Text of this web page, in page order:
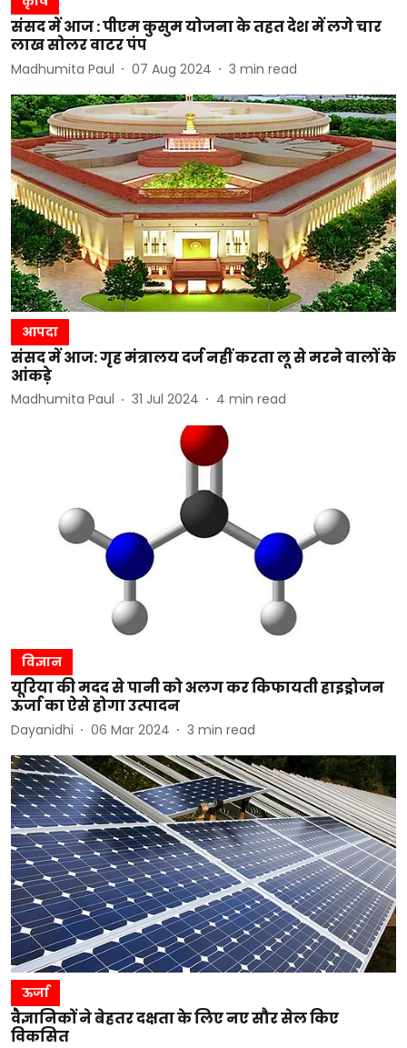
संसद में आज : पीएम कुसुम योजना के तहत देश में लगे चार
लाख सोलर वाटर पंप
Madhumita Paul 07 Aug 2024 3 min read
आपदा
संसद में आज: गृह मंत्रालय दर्ज नहीं करता लू से मरने वालों के
आंकड़े
Madhumita Paul 31 Jul 2024 4 min read
विज्ञान
यूरिया की मदद से पानी को अलग कर किफायती हाइड्रोजन
ऊर्जा का ऐसे होगा उत्पादन
Dayanidhi 06 Mar 2024 3 min read
ऊर्जा
वैज्ञानिकों ने बेहतर दक्षता के लिए नए सौर सेल किए
विकसित